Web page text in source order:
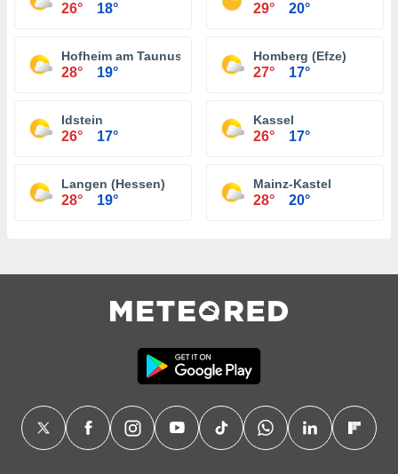
26° 18° 29° 20°
Hofheim am Taunus
28° 19°
Homberg (Efze)
27° 17°
Idstein
26° 17°
Kassel
26° 17°
Langen (Hessen)
28° 19°
Mainz-Kastel
28° 20°